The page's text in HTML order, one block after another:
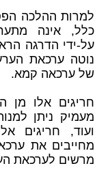
למרות ההלכה
כלל, אינה
על-ידי הדרגה
נוטה ערכאת
של ערכאה קמא.
חריגים אלו מן
מעמיק ניתן
ועוד, חריגים
מחייבים את
מרשים לערכאת